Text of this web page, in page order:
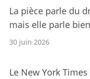
La pièce parle du
mais elle parle
30 juin 2026
Le New York